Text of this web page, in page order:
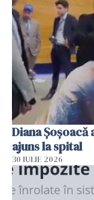
Diana
ajuns la spital
30 IULIE 2026